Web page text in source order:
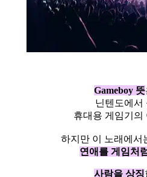
Gameboy 뜻
닌텐도에서
휴대용 게임기의
하지만 이 노래에서
연애를 게임처
사람을 상징